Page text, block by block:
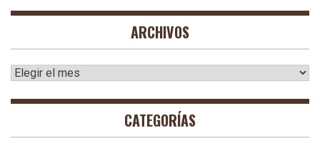
ARCHIVOS
Archivos
CATEGORÍAS